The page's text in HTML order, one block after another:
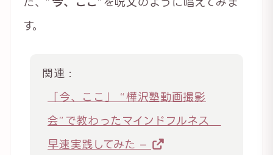
す。
関連 :
「今、ここ」 “樺沢塾動画撮影
会”で教わったマインドフルネス
早速実践してみた –